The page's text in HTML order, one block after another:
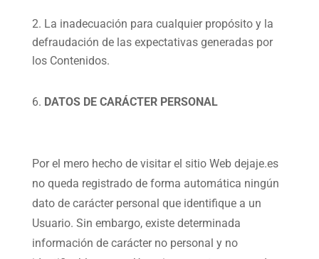
La inadecuación para cualquier propósito y la
defraudación de las expectativas generadas por
los Contenidos.
DATOS DE CARÁCTER PERSONAL
Por el mero hecho de visitar el sitio Web dejaje.es
no queda registrado de forma automática ningún
dato de carácter personal que identifique a un
Usuario. Sin embargo, existe determinada
información de carácter no personal y no